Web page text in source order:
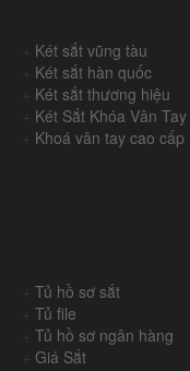
Két sắt vũng tàu
Két sắt hàn quốc
Két sắt thương hiệu
Két Sắt Khóa Vân Tay
Khoá vân tay cao cấp
+Tủ hồ sơ sắt
+Tủ file
+Tủ hồ sơ ngân hàng
+Giá Sắt